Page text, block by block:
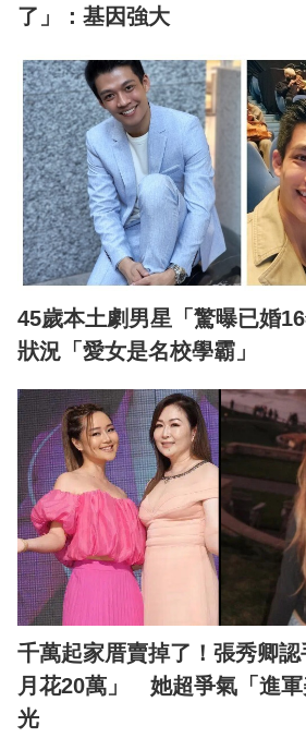
了」：基因強大
45歲本土劇男星「驚曝已婚
狀況「愛女是名校學霸」
千萬起家厝賣掉了！張秀卿
月花20萬」 她超爭氣「進軍
光